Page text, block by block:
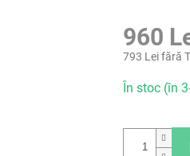
960
793 Lei fără
Evaluare
preţ:
În stoc (în